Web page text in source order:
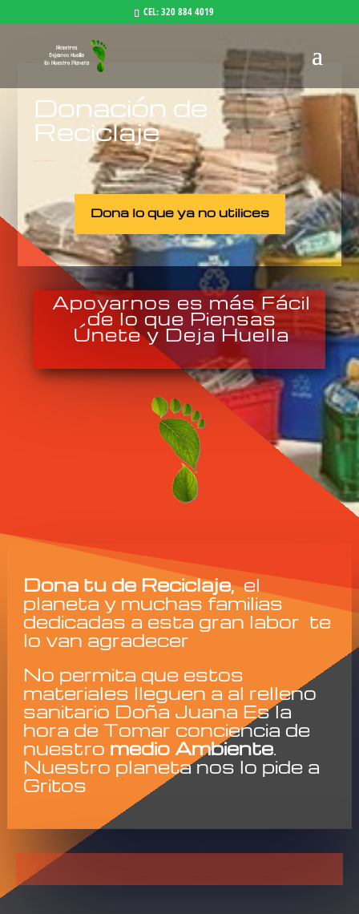
CEL: 320 884 4019
Donación de
Reciclaje
Dona lo que ya no utilices
Apoyarnos es más Fácil
de lo que Piensas
Únete y Deja Huella
Dona tu de Reciclaje,el
planeta y muchas familias
dedicadas a esta gran labor te
lo van agradecer
No permita que estos
materiales lleguen a al relleno
sanitario Doña Juana Es la
hora de Tomar conciencia de
nuestro medio Ambiente.
Nuestro planeta nos lo pide a
Gritos